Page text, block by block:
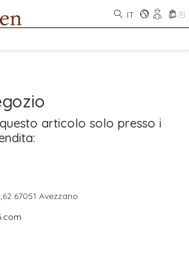
IT 0
articolo solo presso i
67051 Avezzano